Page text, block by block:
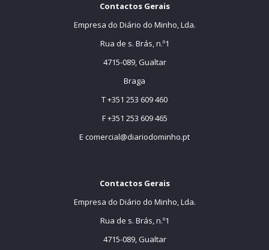
Contactos Gerais
Empresa do Diário do Minho, Lda.
Rua de s. Brás, n.º1
4715-089, Gualtar
Braga
T +351 253 609 460
F +351 253 609 465
E comercial@diariodominho.pt
Contactos Gerais
Empresa do Diário do Minho, Lda.
Rua de s. Brás, n.º1
4715-089, Gualtar